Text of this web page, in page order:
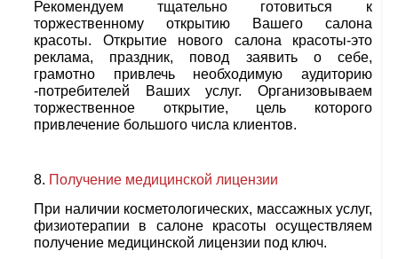
Рекомендуем тщательно готовиться к
торжественному открытию Вашего салона
красоты. Открытие нового салона красоты-это
реклама, праздник, повод заявить о себе,
грамотно привлечь необходимую аудиторию
-потребителей Ваших услуг. Организовываем
торжественное открытие, цель которого
привлечение большого числа клиентов.
Получение медицинской лицензии
При наличии косметологических, массажных услуг,
физиотерапии в салоне красоты осуществляем
получение медицинской лицензии под ключ.